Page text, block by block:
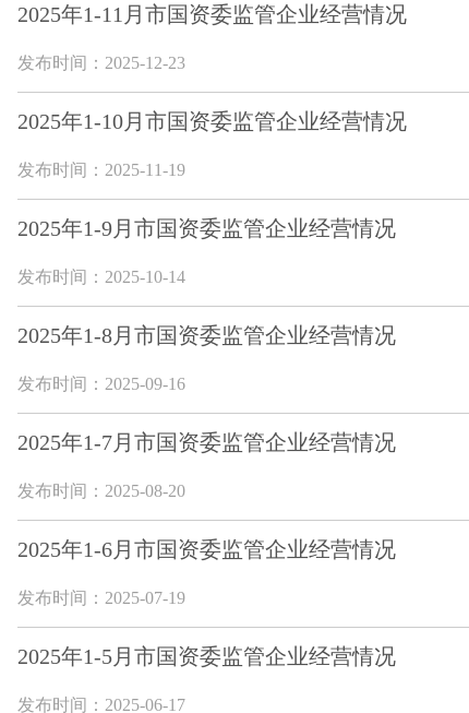
2025年1-11月市国资委监管企业经营情况
发布时间：2025-12-23
2025年1-10月市国资委监管企业经营情况
发布时间：2025-11-19
2025年1-9月市国资委监管企业经营情况
发布时间：2025-10-14
2025年1-8月市国资委监管企业经营情况
发布时间：2025-09-16
2025年1-7月市国资委监管企业经营情况
发布时间：2025-08-20
2025年1-6月市国资委监管企业经营情况
发布时间：2025-07-19
2025年1-5月市国资委监管企业经营情况
发布时间：2025-06-17